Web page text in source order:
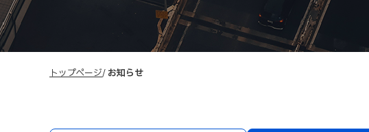
トップページ お知らせ